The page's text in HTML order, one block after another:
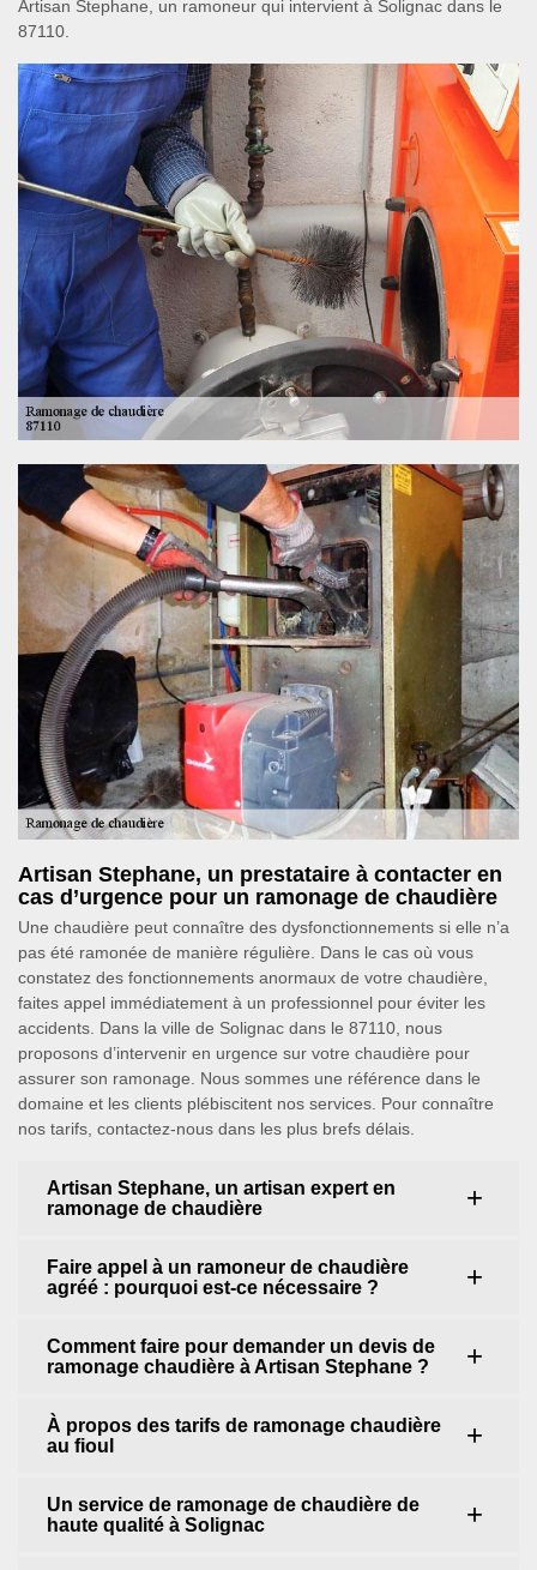
Artisan Stephane, un ramoneur qui intervient à Solignac dans le
87110.
Artisan Stephane, un prestataire à contacter en
cas d’urgence pour un ramonage de chaudière
Une chaudière peut connaître des dysfonctionnements si elle n’a
pas été ramonée de manière régulière. Dans le cas où vous
constatez des fonctionnements anormaux de votre chaudière,
faites appel immédiatement à un professionnel pour éviter les
accidents. Dans la ville de Solignac dans le 87110, nous
proposons d’intervenir en urgence sur votre chaudière pour
assurer son ramonage. Nous sommes une référence dans le
domaine et les clients plébiscitent nos services. Pour connaître
nos tarifs, contactez-nous dans les plus brefs délais.
Artisan Stephane, un artisan expert en
ramonage de chaudière
Faire appel à un ramoneur de chaudière
agréé : pourquoi est-ce nécessaire ?
Comment faire pour demander un devis de
ramonage chaudière à Artisan Stephane ?
À propos des tarifs de ramonage chaudière
au fioul
Un service de ramonage de chaudière de
haute qualité à Solignac